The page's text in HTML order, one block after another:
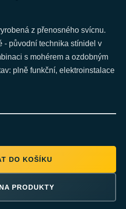
z přenosného svícnu.
- původní technika stínidel v
s mohérem a ozdobným
plně funkční, elektroinstalace
DO KOŠÍKU
PRODUKTY